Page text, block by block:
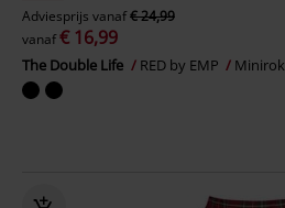
Adviesprijs vanaf€ 24,99
vanaf€ 16,99
The Double Life RED by EMP Minirok